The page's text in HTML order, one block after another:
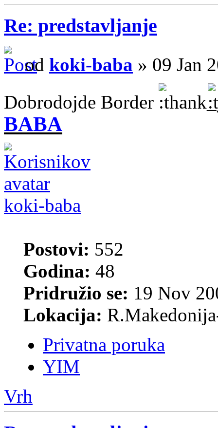
Re: predstavljanje
od koki-baba » 09 Jan
Dobrodojde Border
BABA
koki-baba
Postovi: 552
Godina: 48
Pridružio se: 19 Nov
Lokacija:
Privatna poruka
YIM
Vrh